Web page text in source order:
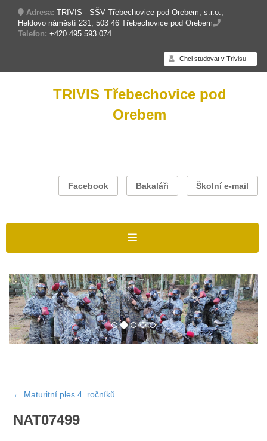
Adresa: TRIVIS - SŠV Třebechovice pod Orebem, s.r.o.,
Heldovo náměstí 231, 503 46 Třebechovice pod Orebem
Telefon: +420 495 593 074
Chci studovat v Trivisu
TRIVIS Třebechovice pod
Orebem
Facebook Bakaláři Školní e-mail
← Maturitní ples 4. ročníků
NAT07499